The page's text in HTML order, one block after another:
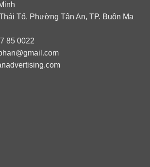
Tổ, Phường Tân An, TP. Buôn Ma
85 0022